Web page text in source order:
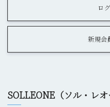
ロ
新規会
SOLLEONE（ソル・レ